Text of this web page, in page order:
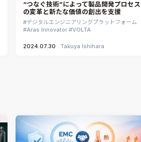
“つなぐ技術”によって製品開発プロセス
の変革と新たな価値の創出を支援
デジタルエンジニアリングプラットフォーム
Aras Innovator
VOLTA
2024.07.30 Takuya Ishihara